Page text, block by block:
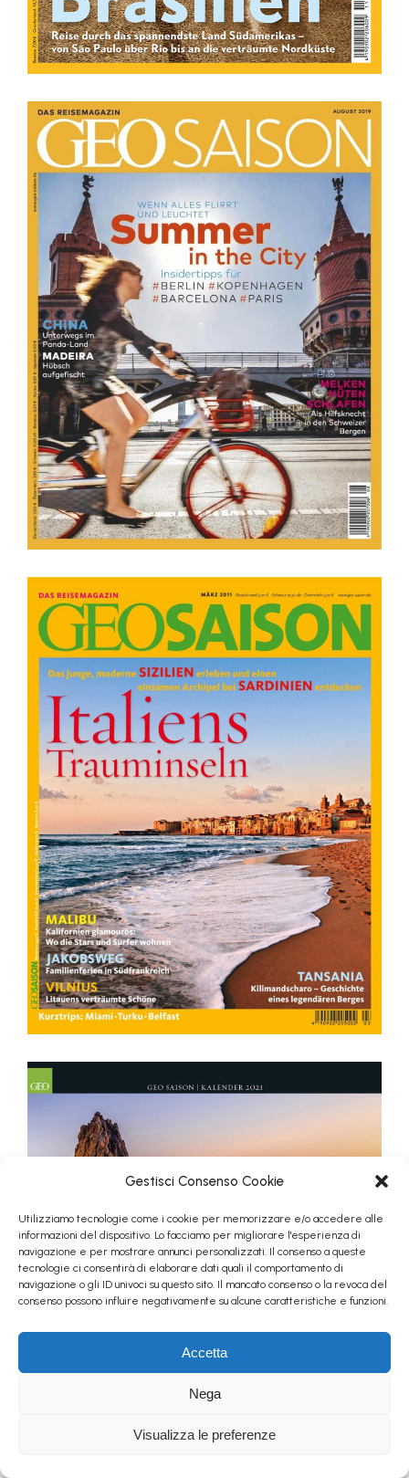
Gestisci Consenso Cookie
Utilizziamo tecnologie come i cookie per memorizzare e/o accedere alle
informazioni del dispositivo. Lo facciamo per migliorare l'esperienza di
navigazione e per mostrare annunci personalizzati. Il consenso a queste
tecnologie ci consentirà di elaborare dati quali il comportamento di
navigazione o gli ID univoci su questo sito. Il mancato consenso o la revoca del
consenso possono influire negativamente su alcune caratteristiche e funzioni.
Accetta
Nega
Visualizza le preferenze